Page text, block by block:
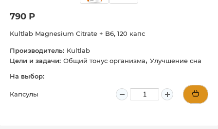
790 Р
Kultlab Magnesium Citrate + B6, 120 капс
Производитель: Kultlab
Цели и задачи: Общий тонус организма, Улучшение сна
На выбор:
Капсулы